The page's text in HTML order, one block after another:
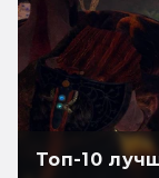
Топ-10